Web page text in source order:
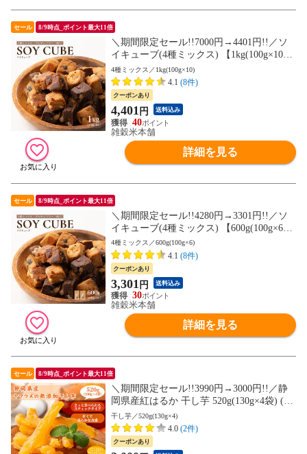
セール 8/9時点_ポイント最大11倍
＼期間限定セール!!7000円→4401円!!／ソ
イキューブ(4種ミックス) 【1kg(100g×10
袋)】大豆 大豆粉 ナッツ チョコ 小麦粉不
使用 ダイエット 間食 送料無料 非常食(個
包装・チャック付き) 初めての方おすすめ
当店のイチオシ
4種ミックス／1kg(100g×10)
4.1 (8件)
クーポンあり
4,401 円 送料込み
40
雑穀米本舗
詳細を見る
セール 8/9時点_ポイント最大11倍
＼期間限定セール!!4280円→3301円!!／ソ
イキューブ(4種ミックス) 【600g(100g×6
袋)】大豆 大豆粉 ナッツ チョコ 小麦粉不
使用 ダイエット 間食 送料無料 非常食(個
包装・チャック付き) 初めての方おすすめ
当店のイチオシ
4種ミックス／600g(100g×6)
4.1 (8件)
クーポンあり
3,301 円 送料込み
30
雑穀米本舗
詳細を見る
セール 8/9時点_ポイント最大11倍
＼期間限定セール!!3990円→3000円!!／静
岡県産紅はるか 干し芋 520g(130g×4袋) (天
日干し・無添加自然食品) 紅はるか 干しい
も ホシイモ 無添加 お菓子 和菓子 おやつ
ほしいも 干しイモ 健康食品 茶菓子 ギフト
スイーツ 当店のイチオシ チャック付き 送
干し芋／520g(130g×4)
4.0 (2件)
クーポンあり